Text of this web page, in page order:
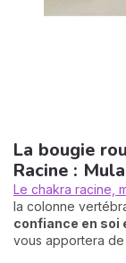
La bougie
Racine :
Le chakra racine,
la colonne
confiance en soi
vous apportera